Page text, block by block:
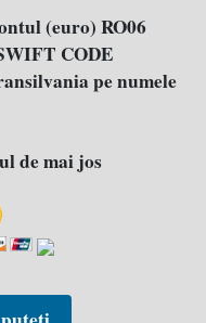
(euro) RO06
CODE
pe numele
de mai jos